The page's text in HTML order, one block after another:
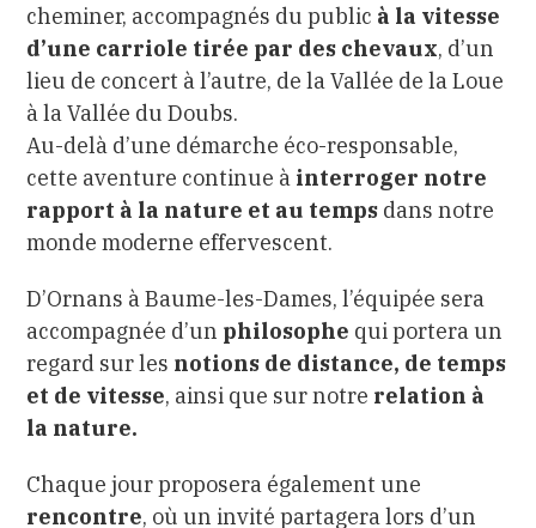
cheminer, accompagnés du public à la vitesse
d’une carriole tirée par des chevaux, d’un
lieu de concert à l’autre, de la Vallée de la Loue
à la Vallée du Doubs.
Au-delà d’une démarche éco-responsable,
cette aventure continue à interroger notre
rapport à la nature et au temps dans notre
monde moderne effervescent.
D’Ornans à Baume-les-Dames, l’équipée sera
accompagnée d’un philosophe qui porteraun
regard sur les notions de distance, de temps
et de vitesse, ainsi que sur notre relation à
la nature.
Chaque jour proposera également une
rencontre, où un invité partagera lors d’un